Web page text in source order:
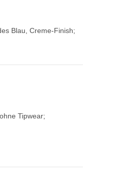
Blau, Creme-Finish;
Tipwear;